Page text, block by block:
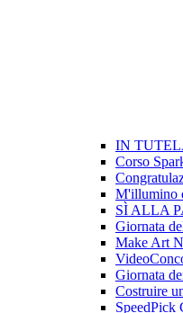
IN
Corso
M'illumino
SÌ ALLA
Giornata
Make Art
Giornata
Costruire
SpeedPick